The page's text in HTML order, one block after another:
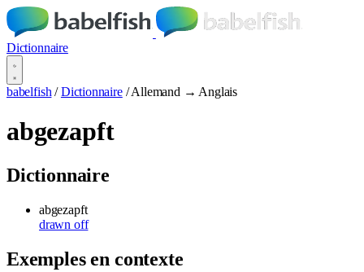
Dictionnaire
babelfish / Dictionnaire / Allemand → Anglais
abgezapft
Dictionnaire
abgezapft
drawn off
Exemples en contexte